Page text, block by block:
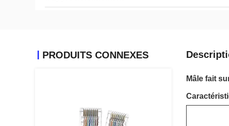
PRODUITS CONNEXES
Mâle fait